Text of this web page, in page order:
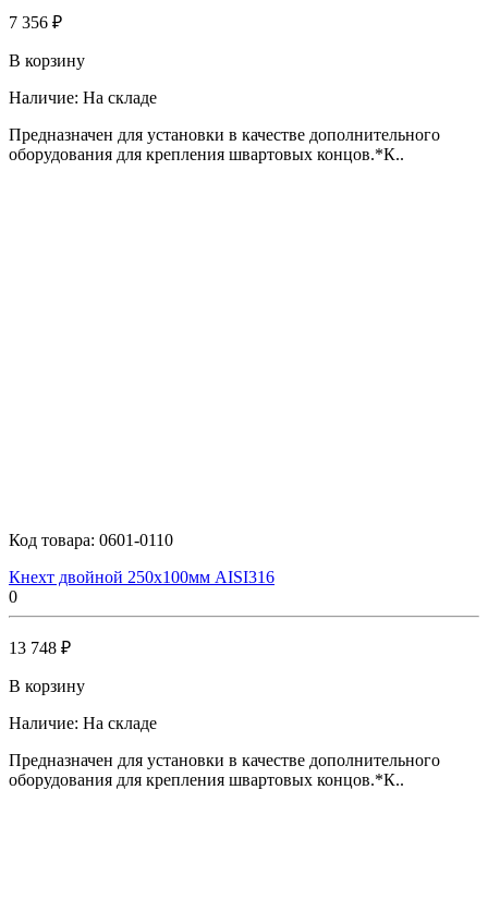
7 356 ₽
В корзину
Наличие: На складе
Предназначен для установки в качестве дополнительного
оборудования для крепления швартовых концов.*К..
Код товара: 0601-0110
Кнехт двойной 250х100мм AISI316
0
13 748 ₽
В корзину
Наличие: На складе
Предназначен для установки в качестве дополнительного
оборудования для крепления швартовых концов.*К..